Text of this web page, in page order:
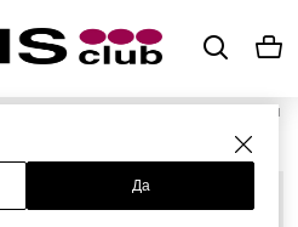
Да
Женские сумки и